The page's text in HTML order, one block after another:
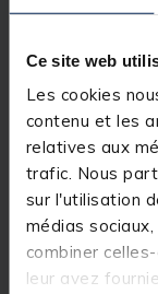
Ce site web
Les cookies
contenu et les
relatives aux
trafic. Nous
sur l'utilisation
médias
combiner
leur avez
pensée pour
Sa forme
même dans
fatigue et
de